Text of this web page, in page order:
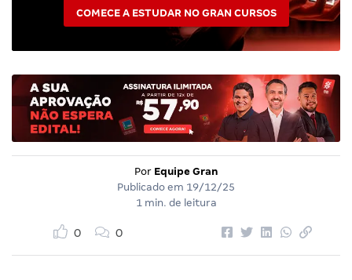
COMECE A ESTUDAR NO GRAN CURSOS
Por Equipe Gran
Publicado em 19/12/25
1 min. de leitura
0 0